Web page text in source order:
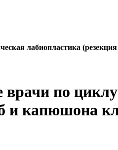
лабиопластика
по
и капюшона